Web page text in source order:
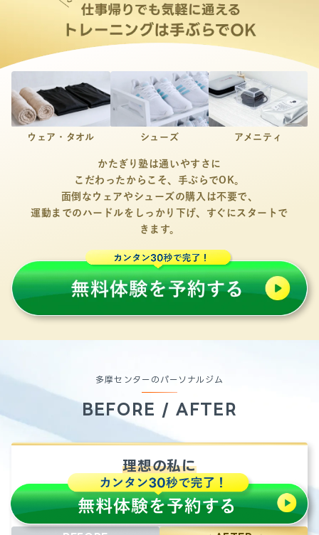
ウェア・タオル シューズ アメニティ
かたぎり塾は通いやすさに
こだわったからこそ、手ぶらでOK。
面倒なウェアやシューズの購入は不要で、
運動までのハードルをしっかり下げ、
すぐにスタートで
きます。
多摩センターのパーソナルジム
BEFORE / AFTER
理想の私に
最高の結婚式になりました
30代 /女性